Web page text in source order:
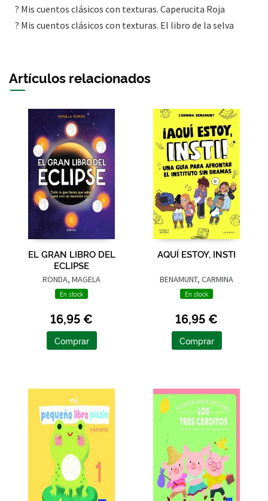
? Mis cuentos clásicos con texturas. Caperucita Roja
? Mis cuentos clásicos con texturas. El libro de la selva
Artículos relacionados
EL GRAN LIBRO DEL
ECLIPSE
RONDA, MAGELA
En stock
16,95 €
Comprar
AQUÍ ESTOY, INSTI
BENAMUNT, CARMINA
En stock
16,95 €
Comprar